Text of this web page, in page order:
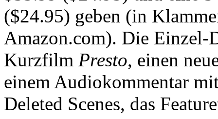
($24.95) geben (in
Amazon.com). Die Einzel-
Kurzfilm Presto, einen
einem Audiokommentar
Deleted Scenes, das